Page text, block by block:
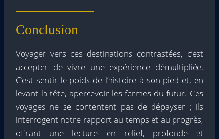
Conclusion
Voyager vers ces destinations contrastées, c’est
accepter de vivre une expérience démultipliée.
C’est sentir le poids de l’histoire à son pied et, en
levant la tête, apercevoir les formes du futur. Ces
voyages ne se contentent pas de dépayser ; ils
interrogent notre rapport au temps et au progrès,
offrant une lecture en relief, profonde et